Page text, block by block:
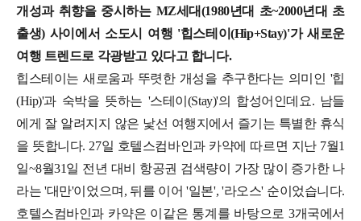
개성과 취향을 중시하는 MZ세대(1980년대 초~2000년대 초
출생) 사이에서 소도시 여행 '힙스테이(Hip+Stay)'가 새로운
여행 트렌드로 각광받고 있다고 합니다.
힙스테이는 새로움과 뚜렷한 개성을 추구한다는 의미인 '힙
(Hip)'과 숙박을 뜻하는 '스테이(Stay)'의 합성어인데요. 남들
에게 잘 알려지지 않은 낯선 여행지에서 즐기는 특별한 휴식
을 뜻합니다. 27일 호텔스컴바인과 카약에 따르면 지난 7월1
일~8월31일 전년 대비 항공권 검색량이 가장 많이 증가한 나
라는 '대만'이었으며, 뒤를 이어 '일본', '라오스' 순이었습니다.
호텔스컴바인과 카약은 이같은 통계를 바탕으로 3개국에서